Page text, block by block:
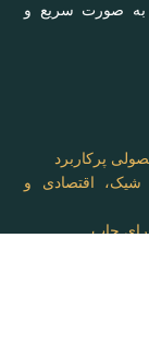
به صورت سریع و
پرکاربرد
شیک، اقتصادی و
چاپ